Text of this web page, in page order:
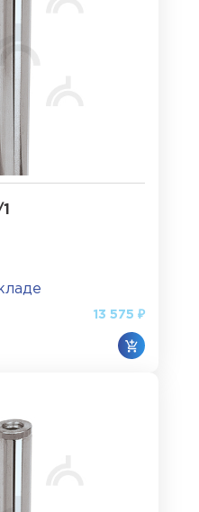
13 575 ₽